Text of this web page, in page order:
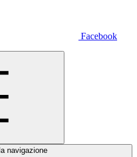
Facebook
navigazione